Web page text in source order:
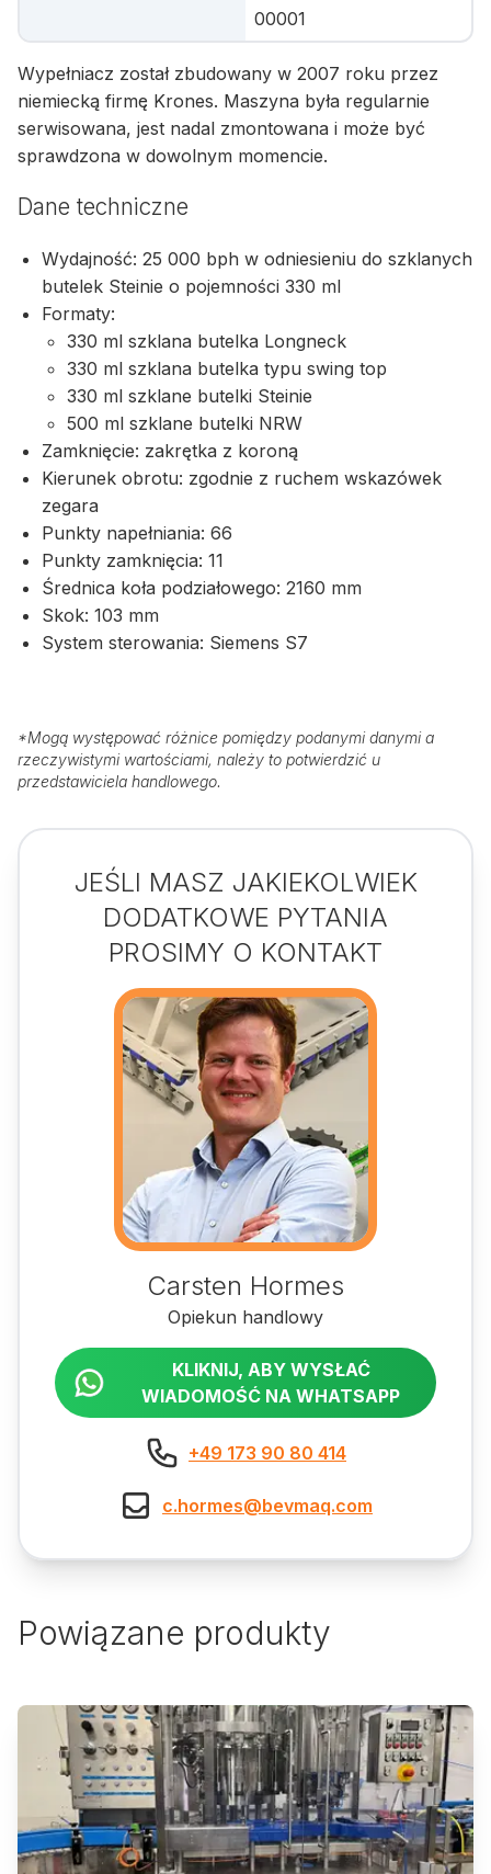
00001
Wypełniacz został zbudowany w 2007 roku przez
niemiecką firmę Krones. Maszyna była regularnie
serwisowana, jest nadal zmontowana i może być
sprawdzona w dowolnym momencie.
Dane techniczne
Wydajność: 25 000 bph w odniesieniu do szklanych
butelek Steinie o pojemności 330 ml
Formaty:
330 ml szklana butelka Longneck
330 ml szklana butelka typu swing top
330 ml szklane butelki Steinie
500 ml szklane butelki NRW
Zamknięcie: zakrętka z koroną
Kierunek obrotu: zgodnie z ruchem wskazówek
zegara
Punkty napełniania: 66
Punkty zamknięcia: 11
Średnica koła podziałowego: 2160 mm
Skok: 103 mm
System sterowania: Siemens S7
*Mogą występować różnice pomiędzy podanymi danymi a
rzeczywistymi wartościami, należy to potwierdzić u
przedstawiciela handlowego.
JEŚLI MASZ JAKIEKOLWIEK
DODATKOWE PYTANIA
PROSIMY O KONTAKT
Carsten Hormes
Opiekun handlowy
KLIKNIJ, ABY WYSŁAĆ
WIADOMOŚĆ NA WHATSAPP
+49 173 90 80 414
c.hormes@bevmaq.com
Powiązane produkty